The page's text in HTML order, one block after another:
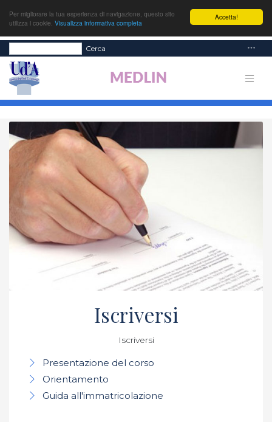
Accetta!
Per migliorare la tua esperienza di navigazione, questo sito
utilizza i cookie. Visualizza informativa completa
Cerca
Iscriversi
Iscriversi
Presentazione del corso
Orientamento
Guida all'immatricolazione